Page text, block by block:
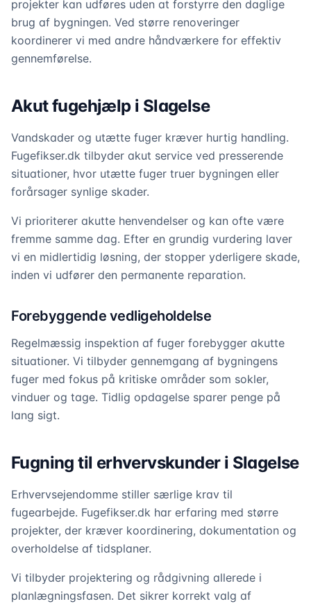
projekter kan udføres uden at forstyrre den daglige
brug af bygningen. Ved større renoveringer
koordinerer vi med andre håndværkere for effektiv
gennemførelse.
Akut fugehjælp i Slagelse
Vandskader og utætte fuger kræver hurtig handling.
Fugefikser.dk tilbyder akut service ved presserende
situationer, hvor utætte fuger truer bygningen eller
forårsager synlige skader.
Vi prioriterer akutte henvendelser og kan ofte være
fremme samme dag. Efter en grundig vurdering laver
vi en midlertidig løsning, der stopper yderligere skade,
inden vi udfører den permanente reparation.
Forebyggende vedligeholdelse
Regelmæssig inspektion af fuger forebygger akutte
situationer. Vi tilbyder gennemgang af bygningens
fuger med fokus på kritiske områder som sokler,
vinduer og tage. Tidlig opdagelse sparer penge på
lang sigt.
Fugning til erhvervskunder i Slagelse
Erhvervsejendomme stiller særlige krav til
fugearbejde. Fugefikser.dk har erfaring med større
projekter, der kræver koordinering, dokumentation og
overholdelse af tidsplaner.
Vi tilbyder projektering og rådgivning allerede i
planlægningsfasen. Det sikrer korrekt valg af